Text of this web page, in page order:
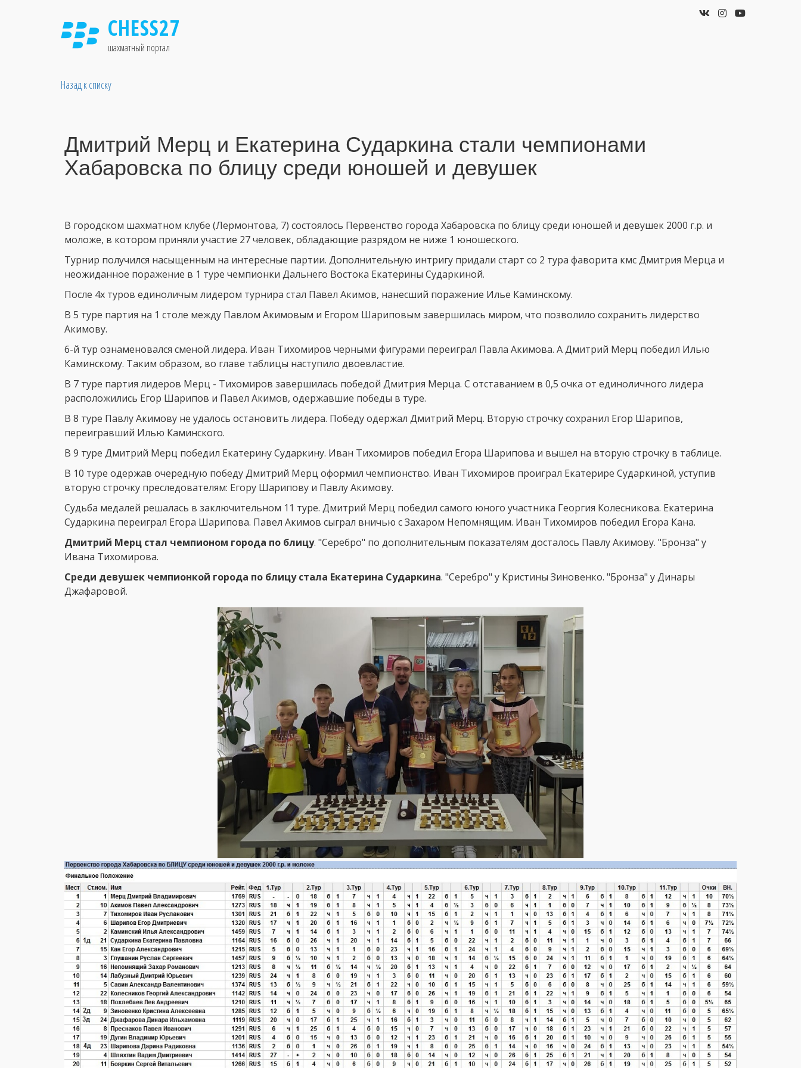
CHESS27
шахматный портал
Назад к списку
Дмитрий Мерц и Екатерина Сударкина стали чемпионами
Хабаровска по блицу среди юношей и девушек
В городском шахматном клубе (Лермонтова, 7) состоялось Первенство города Хабаровска по блицу среди юношей и девушек 2000 г.р. и
моложе, в котором приняли участие 27 человек, обладающие разрядом не ниже 1 юношеского.
Турнир получился насыщенным на интересные партии. Дополнительную интригу придали старт со 2 тура фаворита кмс Дмитрия Мерца и
неожиданное поражение в 1 туре чемпионки Дальнего Востока Екатерины Сударкиной.
После 4х туров единоличым лидером турнира стал Павел Акимов, нанесший поражение Илье Каминскому.
В 5 туре партия на 1 столе между Павлом Акимовым и Егором Шариповым завершилась миром, что позволило сохранить лидерство
Акимову.
6-й тур ознаменовался сменой лидера. Иван Тихомиров черными фигурами переиграл Павла Акимова. А Дмитрий Мерц победил Илью
Каминскому. Таким образом, во главе таблицы наступило двоевластие.
В 7 туре партия лидеров Мерц - Тихомиров завершилась победой Дмитрия Мерца. С отставанием в 0,5 очка от единоличного лидера
расположились Егор Шарипов и Павел Акимов, одержавшие победы в туре.
В 8 туре Павлу Акимову не удалось остановить лидера. Победу одержал Дмитрий Мерц. Вторую строчку сохранил Егор Шарипов,
переигравший Илью Каминского.
В 9 туре Дмитрий Мерц победил Екатерину Сударкину. Иван Тихомиров победил Егора Шарипова и вышел на вторую строчку в таблице.
В 10 туре одержав очередную победу Дмитрий Мерц оформил чемпионство. Иван Тихомиров проиграл Екатерире Сударкиной, уступив
вторую строчку преследователям: Егору Шарипову и Павлу Акимову.
Судьба медалей решалась в заключительном 11 туре. Дмитрий Мерц победил самого юного участника Георгия Колесникова. Екатерина
Сударкина переиграл Егора Шарипова. Павел Акимов сыграл вничью с Захаром Непомнящим. Иван Тихомиров победил Егора Кана.
Дмитрий Мерц стал чемпионом города по блицу. "Серебро" по дополнительным показателям досталось Павлу Акимову. "Бронза" у
Ивана Тихомирова.
Среди девушек чемпионкой города по блицу стала Екатерина Сударкина. "Серебро" у Кристины Зиновенко. "Бронза" у Динары
Джафаровой.